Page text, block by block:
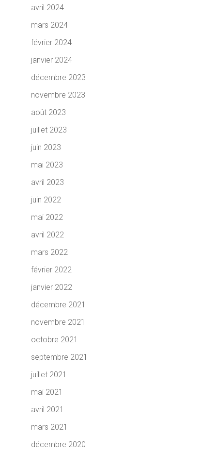
avril 2024
mars 2024
février 2024
janvier 2024
décembre 2023
novembre 2023
août 2023
juillet 2023
juin 2023
mai 2023
avril 2023
juin 2022
mai 2022
avril 2022
mars 2022
février 2022
janvier 2022
décembre 2021
novembre 2021
octobre 2021
septembre 2021
juillet 2021
mai 2021
avril 2021
mars 2021
décembre 2020